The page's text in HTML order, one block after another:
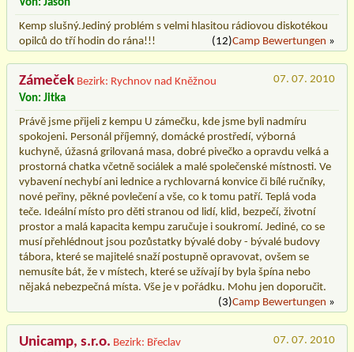
Von: Jason
Kemp slušný.Jediný problém s velmi hlasitou rádiovou diskotékou
opilců do tří hodin do rána!!!
(12)Camp Bewertungen »
Zámeček Bezirk: Rychnov nad Kněžnou
07. 07. 2010
Von: Jitka
Právě jsme přijeli z kempu U zámečku, kde jsme byli nadmíru
spokojeni. Personál příjemný, domácké prostředí, výborná
kuchyně, úžasná grilovaná masa, dobré pivečko a opravdu velká a
prostorná chatka včetně sociálek a malé společenské místnosti. Ve
vybavení nechybí ani lednice a rychlovarná konvice či bílé ručníky,
nové peřiny, pěkné povlečení a vše, co k tomu patří. Teplá voda
teče. Ideální místo pro děti stranou od lidí, klid, bezpečí, životní
prostor a malá kapacita kempu zaručuje i soukromí. Jediné, co se
musí přehlédnout jsou pozůstatky bývalé doby - bývalé budovy
tábora, které se majitelé snaží postupně opravovat, ovšem se
nemusíte bát, že v místech, které se užívají by byla špína nebo
nějaká nebezpečná místa. Vše je v pořádku. Mohu jen doporučit.
(3)Camp Bewertungen »
Unicamp, s.r.o. Bezirk: Břeclav
07. 07. 2010